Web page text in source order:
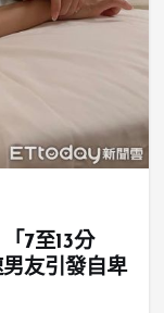
7至13分
友引發自卑